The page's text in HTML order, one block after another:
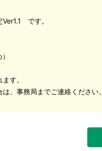
Ver1.1 です。
す。
、事務局までご連絡ください。